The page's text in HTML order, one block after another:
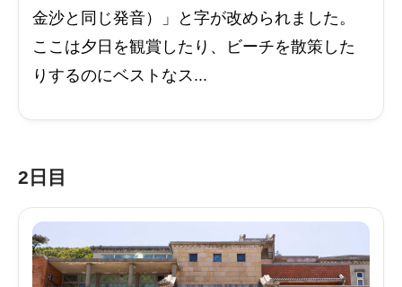
金沙と同じ発音）」と字が改められました。
ここは夕日を観賞したり、ビーチを散策した
りするのにベストなス...
2日目